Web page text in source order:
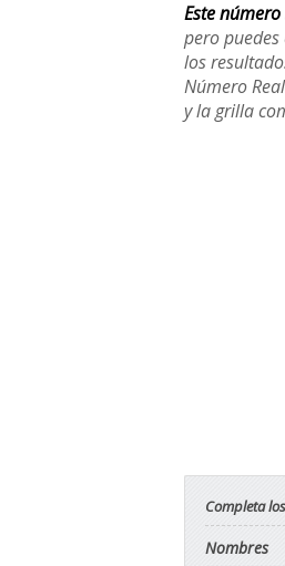
Este
pero
los
Número
y la grilla
Completa
Nombres